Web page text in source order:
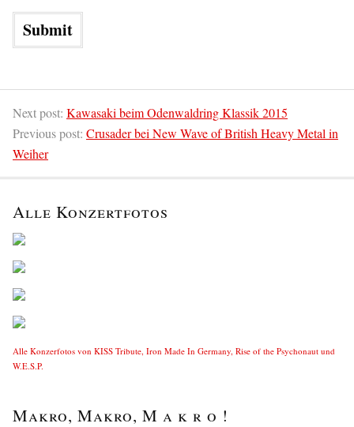
Next post: Kawasaki beim Odenwaldring Klassik 2015
Previous post: Crusader bei New Wave of British Heavy Metal in
Weiher
Alle Konzertfotos
Alle Konzerfotos von KISS Tribute, Iron Made In Germany, Rise of the Psychonaut und
W.E.S.P.
Makro, Makro, M a k r o !